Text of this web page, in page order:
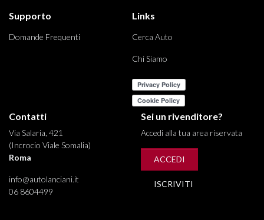
Supporto
Domande Frequenti
Links
Cerca Auto
Chi Siamo
Contatti
Via Salaria, 421
(Incrocio Viale Somalia)
Roma
info@autolanciani.it
06 8604499
Sei un rivenditore?
Accedi alla tua area riservata
ACCEDI
ISCRIVITI